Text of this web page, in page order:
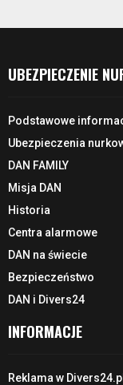
UBEZPIECZENIE
Podstawowe
Ubezpieczenia
DAN FAMILY
Misja DAN
Historia
Centra alarmowe
DAN na świecie
Bezpieczeństwo
DAN i Divers24
INFORMACJE
Reklama w Divers24.pl